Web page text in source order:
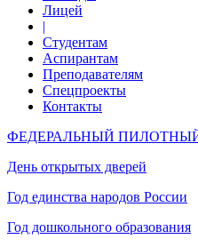
Лицей
|
Студентам
Аспирантам
Преподавателям
Спецпроекты
Контакты
ФЕДЕРАЛЬНЫЙ
День открытых дверей
Год единства народов России
Год дошкольного образования